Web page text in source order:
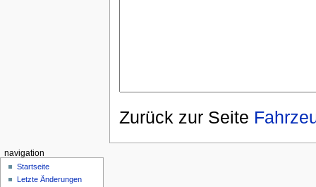
Zurück zur Seite
navigation
Startseite
Letzte Änderungen